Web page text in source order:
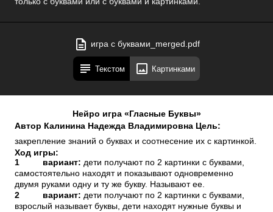
игра с буквами_merged.pdf
Текстом Картинками
Нейро игра «Гласные Буквы»
Автор Калинина Надежда Владимировна Цель:
закрепление знаний о буквах и соотнесение их с картинкой.
Ход игры:
1
вариант: дети получают по 2 картинки с буквами,
самостоятельно находят и показывают одновременно
двумя руками одну и ту же букву. Называют ее.
2
вариант: дети получают по 2 картинки с буквами,
взрослый называет буквы, дети находят нужные буквы и